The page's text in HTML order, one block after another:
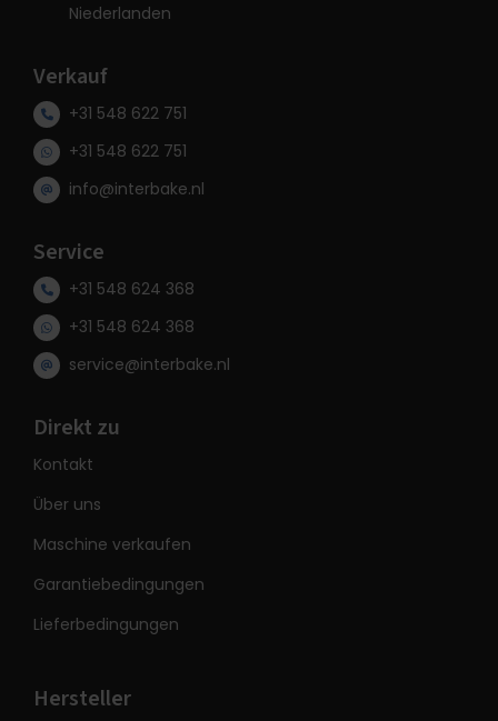
Niederlanden
Verkauf
+31 548 622 751
+31 548 622 751
info@interbake.nl
Service
+31 548 624 368
+31 548 624 368
service@interbake.nl
Direkt zu
Kontakt
Über uns
Maschine verkaufen
Garantiebedingungen
Lieferbedingungen
Hersteller